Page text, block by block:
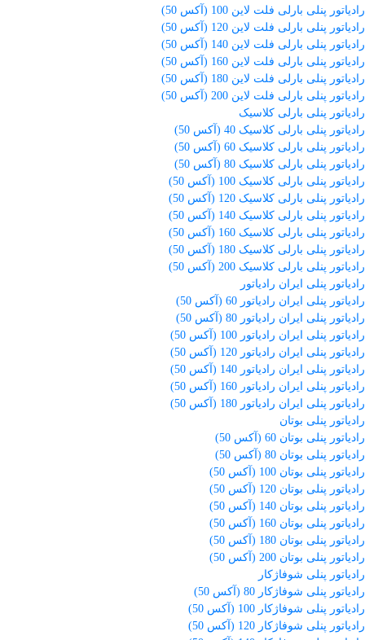
رادیاتور پنلی بارلی فلت لاین 100 (آکس 50)
رادیاتور پنلی بارلی فلت لاین 120 (آکس 50)
رادیاتور پنلی بارلی فلت لاین 140 (آکس 50)
رادیاتور پنلی بارلی فلت لاین 160 (آکس 50)
رادیاتور پنلی بارلی فلت لاین 180 (آکس 50)
رادیاتور پنلی بارلی فلت لاین 200 (آکس 50)
رادیاتور پنلی بارلی کلاسیک
رادیاتور پنلی بارلی کلاسیک 40 (آکس 50)
رادیاتور پنلی بارلی کلاسیک 60 (آکس 50)
رادیاتور پنلی بارلی کلاسیک 80 (آکس 50)
رادیاتور پنلی بارلی کلاسیک 100 (آکس 50)
رادیاتور پنلی بارلی کلاسیک 120 (آکس 50)
رادیاتور پنلی بارلی کلاسیک 140 (آکس 50)
رادیاتور پنلی بارلی کلاسیک 160 (آکس 50)
رادیاتور پنلی بارلی کلاسیک 180 (آکس 50)
رادیاتور پنلی بارلی کلاسیک 200 (آکس 50)
رادیاتور پنلی ایران رادیاتور
رادیاتور پنلی ایران رادیاتور 60 (آکس 50)
رادیاتور پنلی ایران رادیاتور 80 (آکس 50)
رادیاتور پنلی ایران رادیاتور 100 (آکس 50)
رادیاتور پنلی ایران رادیاتور 120 (آکس 50)
رادیاتور پنلی ایران رادیاتور 140 (آکس 50)
رادیاتور پنلی ایران رادیاتور 160 (آکس 50)
رادیاتور پنلی ایران رادیاتور 180 (آکس 50)
رادیاتور پنلی بوتان
رادیاتور پنلی بوتان 60 (آکس 50)
رادیاتور پنلی بوتان 80 (آکس 50)
رادیاتور پنلی بوتان 100 (آکس 50)
رادیاتور پنلی بوتان 120 (آکس 50)
رادیاتور پنلی بوتان 140 (آکس 50)
رادیاتور پنلی بوتان 160 (آکس 50)
رادیاتور پنلی بوتان 180 (آکس 50)
رادیاتور پنلی بوتان 200 (آکس 50)
رادیاتور پنلی شوفاژکار
رادیاتور پنلی شوفاژکار 80 (آکس 50)
رادیاتور پنلی شوفاژکار 100 (آکس 50)
رادیاتور پنلی شوفاژکار 120 (آکس 50)